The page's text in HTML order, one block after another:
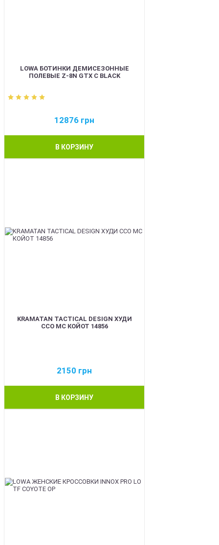
LOWA БОТИНКИ ДЕМИСЕЗОННЫЕ
ПОЛЕВЫЕ Z-8N GTX C BLACK
12876 грн
В КОРЗИНУ
KRAMATAN TACTICAL DESIGN ХУДИ
ССО МС КОЙОТ 14856
2150 грн
В КОРЗИНУ